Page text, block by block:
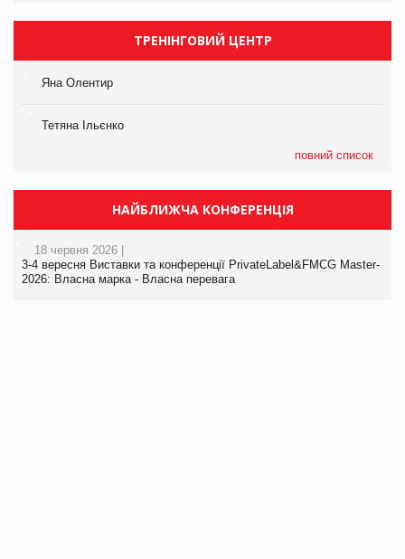
ТРЕНІНГОВИЙ ЦЕНТР
Яна Олентир
Тетяна Ільєнко
повний список
НАЙБЛИЖЧА КОНФЕРЕНЦІЯ
18 червня 2026 |
3-4 вересня Виставки та конференції PrivateLabel&FMCG Master-
2026: Власна марка - Власна перевага